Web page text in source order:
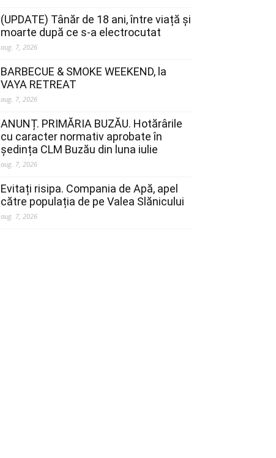
(UPDATE) Tânăr de 18 ani, între viață și
moarte după ce s-a electrocutat
aug. 7, 2026
BARBECUE & SMOKE WEEKEND, la
VAYA RETREAT
aug. 7, 2026
ANUNȚ. PRIMĂRIA BUZĂU. Hotărârile
cu caracter normativ aprobate în
ședința CLM Buzău din luna iulie
aug. 7, 2026
Evitați risipa. Compania de Apă, apel
către populația de pe Valea Slănicului
aug. 7, 2026